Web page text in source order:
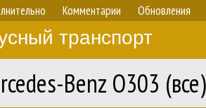
Комментарии Обновления
транспорт
Benz O303